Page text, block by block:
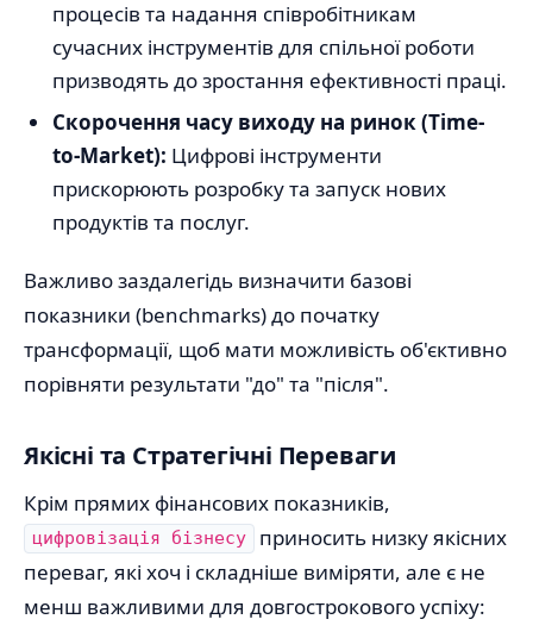
процесів та надання співробітникам
сучасних інструментів для спільної роботи
призводять до зростання ефективності праці.
Скорочення часу виходу на ринок (Time-
to-Market): Цифрові інструменти
прискорюють розробку та запуск нових
продуктів та послуг.
Важливо заздалегідь визначити базові
показники (benchmarks) до початку
трансформації, щоб мати можливість об'єктивно
порівняти результати "до" та "після".
Якісні та Стратегічні Переваги
Крім прямих фінансових показників,
цифровізація бізнесу
приносить низку якісних
переваг, які хоч і складніше виміряти, але є не
менш важливими для довгострокового успіху: